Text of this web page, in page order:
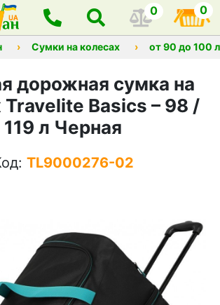
0 0
Сумки на колесах от 90 до 100
дорожная сумка на
Travelite Basics – 98 /
119 л Черная
TL9000276-02